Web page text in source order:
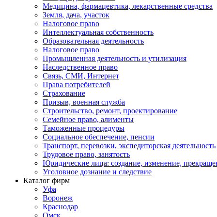
Медицина, фармацевтика, лекарственные средства
Земля, дача, участок
Налоговое право
Интеллектуальная собственность
Образовательная деятельность
Налоговое право
Промышленная деятельность и утилизация
Наследственное право
Связь, СМИ, Интернет
Права потребителей
Страхование
Призыв, военная служба
Строительство, ремонт, проектирование
Семейное право, алименты
Таможенные процедуры
Социальное обеспечение, пенсии
Транспорт, перевозки, экспедиторская деятельность
Трудовое право, занятость
Юридические лица: создание, изменение,
Уголовное дознание и следствие
Каталог фирм
Уфа
Воронеж
Краснодар
Омск